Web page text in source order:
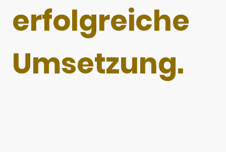
erfolgreiche
Umsetzung.